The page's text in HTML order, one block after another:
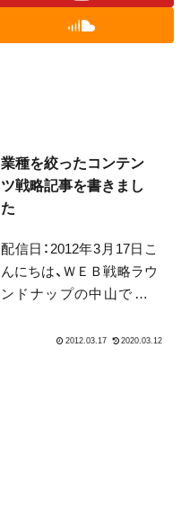
業種を絞ったコンテン
ツ戦略記事を書きまし
た
配信日：2012年3月17日こ
んにちは、ＷＥＢ戦略ラウ
ンドナップの中山です。
は妻の祖父の初彼岸なの